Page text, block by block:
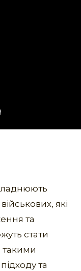
які
та
стати
такими
та